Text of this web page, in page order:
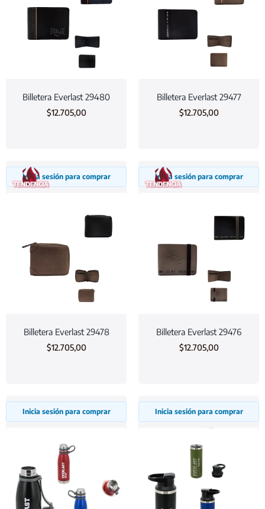
Billetera Everlast 29480
$12.705,00
Billetera Everlast 29477
$12.705,00
Inicia sesión para comprar
Billetera Everlast 29478
$12.705,00
Inicia sesión para comprar
Billetera Everlast 29476
$12.705,00
Inicia sesión para comprar Inicia sesión para comprar